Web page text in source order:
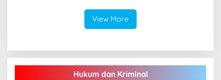
View More
Hukum dan Kriminal